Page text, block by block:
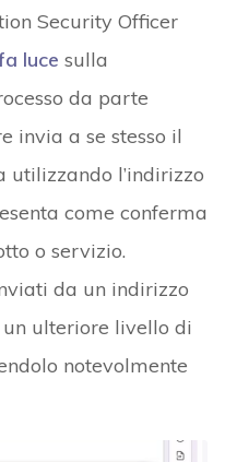
Security Officer
luce sulla
da parte
invia a se stesso il
l’indirizzo
come conferma
o servizio.
da un indirizzo
ulteriore livello di
notevolmente